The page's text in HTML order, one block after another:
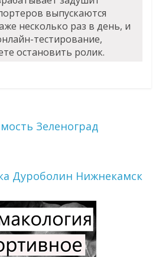
выпускаются
несколько раз в день, и
тестирование,
остановить ролик.
Зеленоград
Дуроболин Нижнекамск